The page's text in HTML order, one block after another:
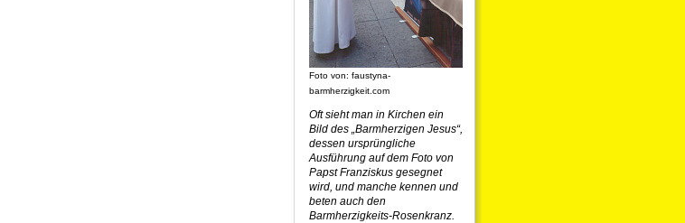
Foto von: faustyna-
barmherzigkeit.com
Oft sieht man in Kirchen ein
Bild des „Barmherzigen Jesus“,
dessen ursprüngliche
Ausführung auf dem Foto von
Papst Franziskus gesegnet
wird, und manche kennen und
beten auch den
Barmherzigkeits-Rosenkranz.